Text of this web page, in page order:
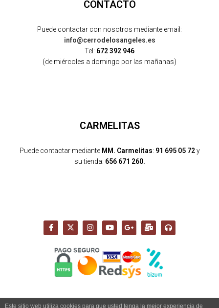
CONTACTO
Puede contactar con nosotros mediante email:
info@cerrodelosangeles.es
Tel: 672 392 946
(de miércoles a domingo por las mañanas)
CARMELITAS
Puede contactar medianteMM. Carmelitas: 91 695 05 72y
su tienda: 656 671 260.
Este sitio web utiliza cookies para que usted tenga la mejor experiencia de